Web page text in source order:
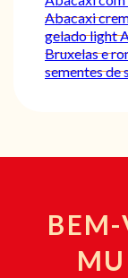
Abacaxi
gelado light
Bruxelas e
sementes de